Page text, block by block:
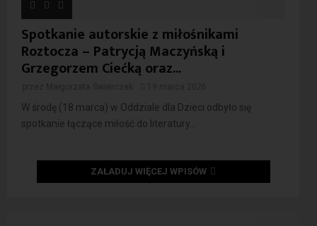
Spotkanie autorskie z miłośnikami
Roztocza – Patrycją Maczyńską i
Grzegorzem Ciećką oraz...
W środę (18 marca) w Oddziale dla Dzieci odbyło się
spotkanie łączące miłość do literatury...
ZAŁADUJ WIĘCEJ WPISÓW